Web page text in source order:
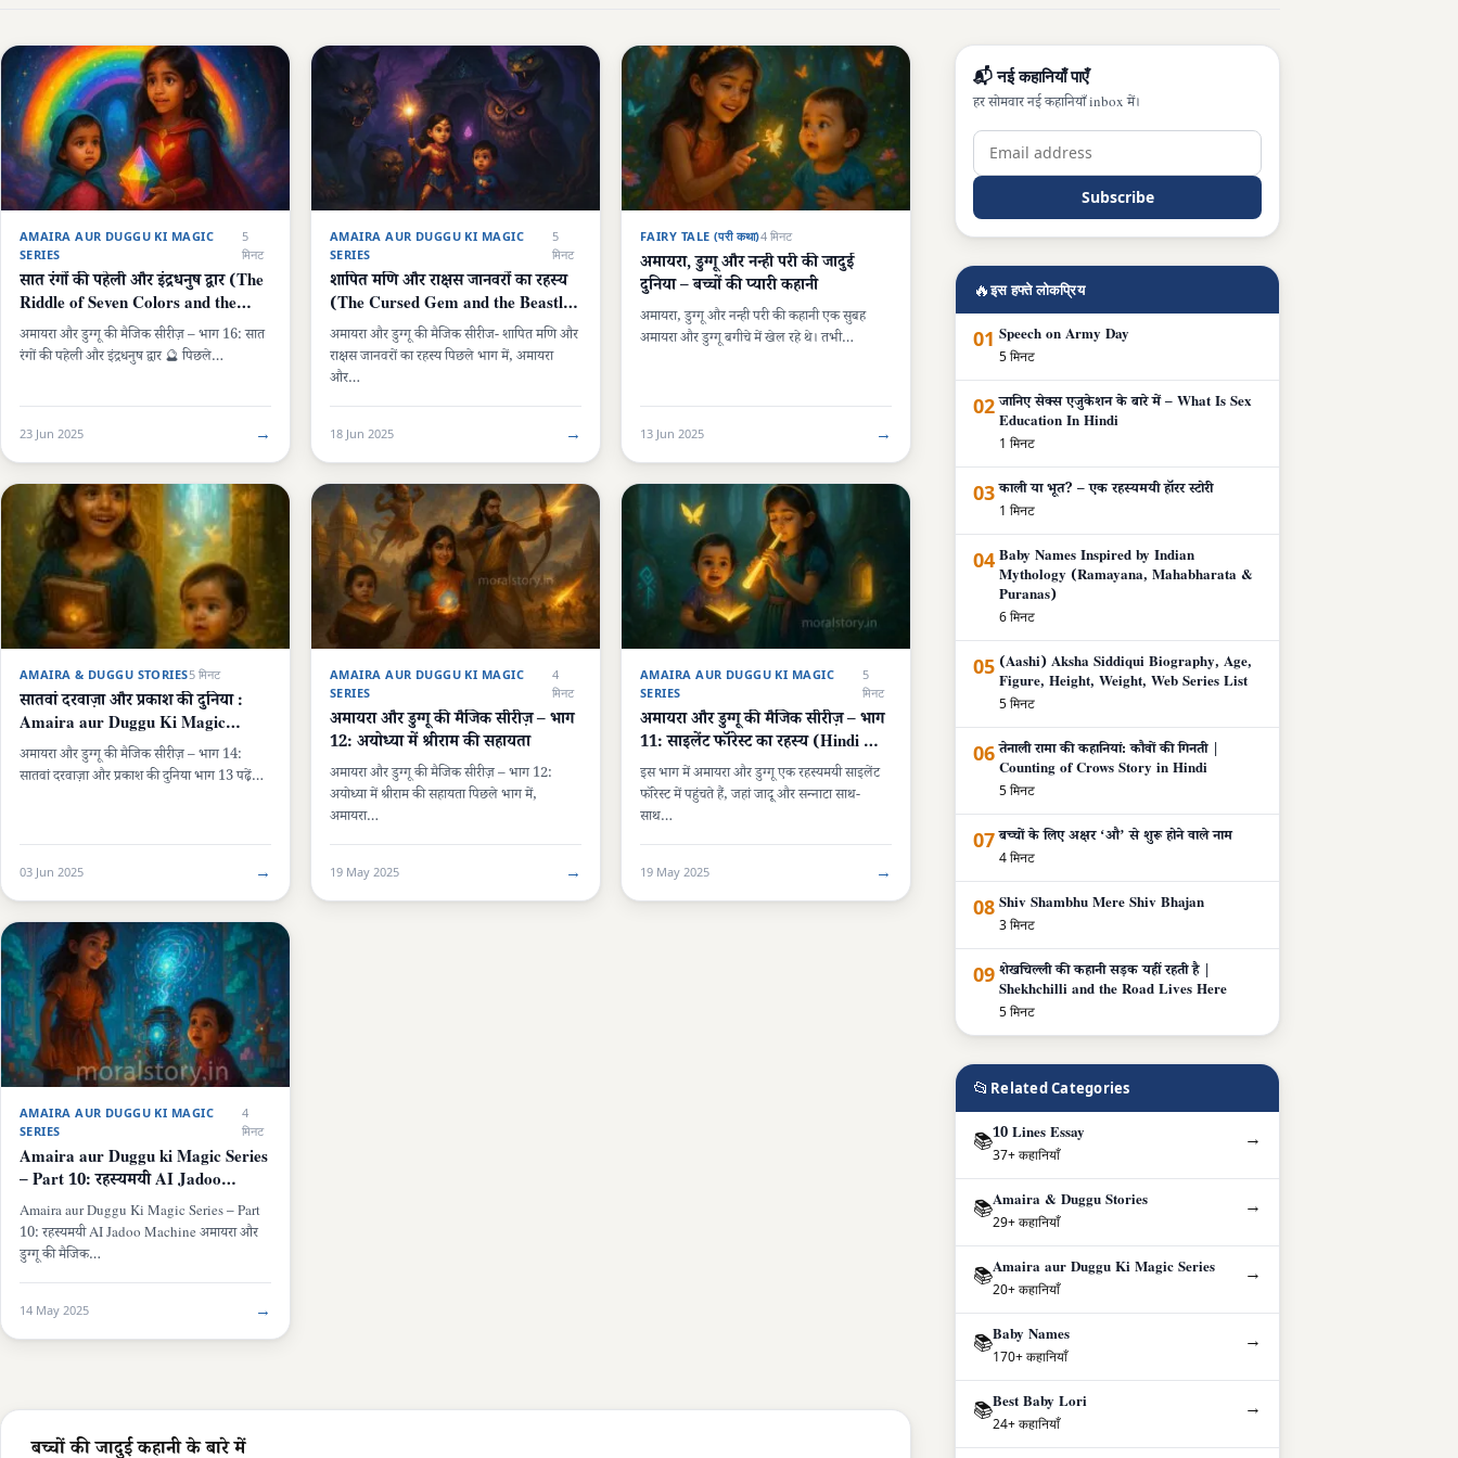
AMAIRA AUR DUGGU KI MAGIC
SERIES
5
मिनट
सात रंगों की पहेली और इंद्रधनुष द्वार (The
Riddle of Seven Colors and the
Rainbow Gate)
अमायरा और डुग्गू की मैजिक सीरीज़ – भाग 16: सात
रंगों की पहेली और इंद्रधनुष द्वार 🔮 पिछले…
23 Jun 2025 →
AMAIRA AUR DUGGU KI MAGIC
SERIES
5
मिनट
शापित मणि और राक्षस जानवरों का रहस्य
(The Cursed Gem and the Beastly
Monsters)
अमायरा और डुग्गू की मैजिक सीरीज- शापित मणि और
राक्षस जानवरों का रहस्य पिछले भाग में, अमायरा
और…
18 Jun 2025 →
FAIRY TALE (परी कथा)4 मिनट
अमायरा, डुग्गू और नन्ही परी की जादुई
दुनिया – बच्चों की प्यारी कहानी
अमायरा, डुग्गू और नन्ही परी की कहानी एक सुबह
अमायरा और डुग्गू बगीचे में खेल रहे थे। तभी…
13 Jun 2025 →
AMAIRA & DUGGU STORIES5 मिनट
सातवां दरवाज़ा और प्रकाश की दुनिया :
Amaira aur Duggu Ki Magic
Series
अमायरा और डुग्गू की मैजिक सीरीज़ – भाग 14:
सातवां दरवाज़ा और प्रकाश की दुनिया भाग 13 पढ़ें…
03 Jun 2025 →
AMAIRA AUR DUGGU KI MAGIC
SERIES
4
मिनट
अमायरा और डुग्गू की मैजिक सीरीज़ – भाग
12: अयोध्या में श्रीराम की सहायता
अमायरा और डुग्गू की मैजिक सीरीज़ – भाग 12:
अयोध्या में श्रीराम की सहायता पिछले भाग में,
अमायरा…
19 May 2025 →
AMAIRA AUR DUGGU KI MAGIC
SERIES
5
मिनट
अमायरा और डुग्गू की मैजिक सीरीज़ – भाग
11: साइलेंट फॉरेस्ट का रहस्य (Hindi &
English)
इस भाग में अमायरा और डुग्गू एक रहस्यमयी साइलेंट
फॉरेस्ट में पहुंचते हैं, जहां जादू और सन्नाटा साथ-
साथ…
19 May 2025 →
AMAIRA AUR DUGGU KI MAGIC
SERIES
4
मिनट
Amaira aur Duggu ki Magic Series
– Part 10: रहस्यमयी AI Jadoo
Machine
Amaira aur Duggu Ki Magic Series – Part
10: रहस्यमयी AI Jadoo Machine अमायरा और
डुग्गू की मैजिक…
14 May 2025 →
बच्चों की जादुई कहानी के बारे में
📬 नई कहानियाँ पाएँ
हर सोमवार नई कहानियाँ inbox में।
Subscribe
🔥इस हफ्ते लोकप्रिय
01 Speech on Army Day
5 मिनट
02 जानिए सेक्स एजुकेशन के बारे में – What Is Sex
Education In Hindi
1 मिनट
03 काली या भूत? – एक रहस्यमयी हॉरर स्टोरी
1 मिनट
04 Baby Names Inspired by Indian
Mythology (Ramayana, Mahabharata &
Puranas)
6 मिनट
05 (Aashi) Aksha Siddiqui Biography, Age,
Figure, Height, Weight, Web Series List
5 मिनट
06 तेनाली रामा की कहानियां: कौवों की गिनती |
Counting of Crows Story in Hindi
5 मिनट
07 बच्चों के लिए अक्षर ‘औ’ से शुरू होने वाले नाम
4 मिनट
08 Shiv Shambhu Mere Shiv Bhajan
3 मिनट
09 शेखचिल्ली की कहानी सड़क यहीं रहती है |
Shekhchilli and the Road Lives Here
5 मिनट
📂 Related Categories
📚10 Lines Essay
37+ कहानियाँ
→
📚Amaira & Duggu Stories
29+ कहानियाँ
→
📚Amaira aur Duggu Ki Magic Series
20+ कहानियाँ
→
📚Baby Names
170+ कहानियाँ
→
📚Best Baby Lori
24+ कहानियाँ
→